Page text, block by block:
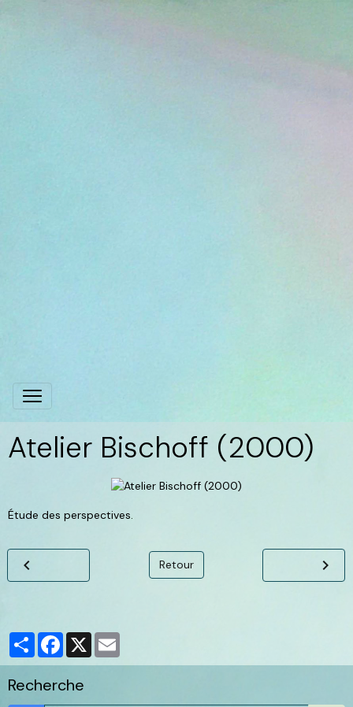
Atelier Bischoff (2000)
Étude des perspectives.
Retour
PartagerFacebook
X
Recherche